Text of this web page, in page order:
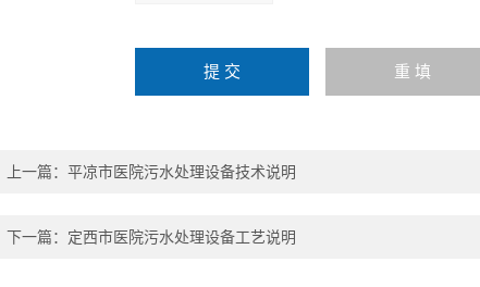
上一篇： 平凉市医院污水处理设备技术说明
下一篇： 定西市医院污水处理设备工艺说明